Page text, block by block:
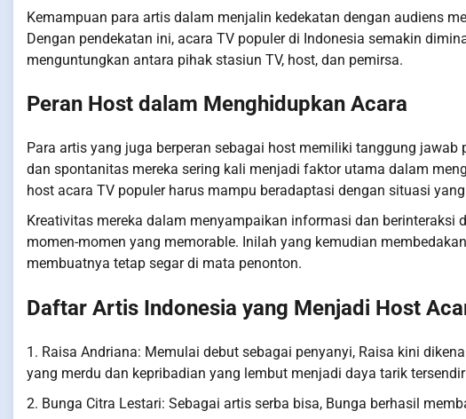
Kemampuan para artis dalam menjalin kedekatan dengan audiens
Dengan pendekatan ini, acara TV populer di Indonesia semakin
menguntungkan antara pihak stasiun TV, host, dan pemirsa.
Peran Host dalam Menghidupkan Acara
Para artis yang juga berperan sebagai host memiliki tanggung
dan spontanitas mereka sering kali menjadi faktor utama dalam
host acara TV populer harus mampu beradaptasi dengan situasi
Kreativitas mereka dalam menyampaikan informasi dan
momen-momen yang memorable. Inilah yang kemudian
membuatnya tetap segar di mata penonton.
Daftar Artis Indonesia yang Menjadi Host
1. Raisa Andriana: Memulai debut sebagai penyanyi, Raisa kini
yang merdu dan kepribadian yang lembut menjadi daya tarik
2. Bunga Citra Lestari: Sebagai artis serba bisa, Bunga berhasil